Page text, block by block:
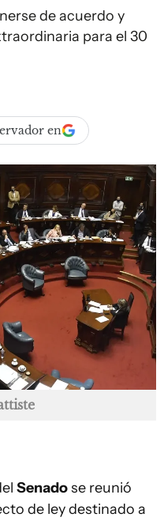
de acuerdo y
para el 30
en
Senadose reunió
de ley destinado a